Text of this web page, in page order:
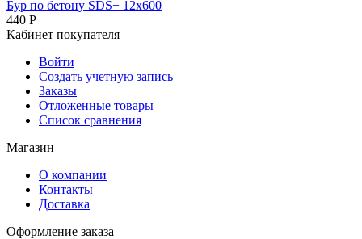
Бур по бетону SDS+ 12х600
440 Р
Кабинет покупателя
Войти
Создать учетную запись
Заказы
Отложенные товары
Список сравнения
Магазин
О компании
Контакты
Доставка
Оформление заказа